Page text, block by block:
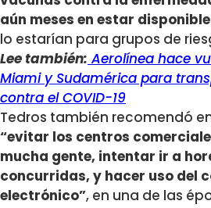
aún meses en estar
lo estarían para grupos de
Lee también: Aerolínea hace
Miami y Sudamérica para
contra el COVID-19
Tedros también recomendó
“evitar los centros
mucha gente, intentar ir a
concurridas, y hacer uso del
electrónico”, en una de las